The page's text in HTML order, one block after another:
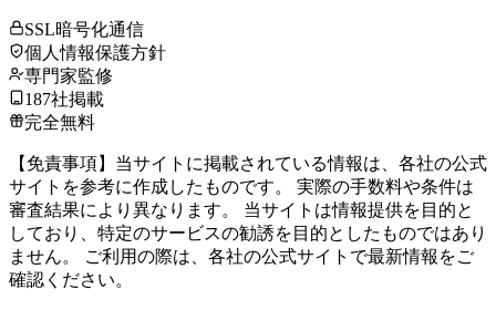
SSL暗号化通信
個人情報保護方針
専門家監修
187社掲載
完全無料
【免責事項】当サイトに掲載されている情報は、各社の公式
サイトを参考に作成したものです。 実際の手数料や条件は
審査結果により異なります。 当サイトは情報提供を目的と
しており、特定のサービスの勧誘を目的としたものではあり
ません。 ご利用の際は、各社の公式サイトで最新情報をご
確認ください。